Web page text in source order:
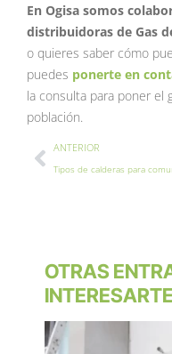
En Ogisa somos
distribuidoras de Gas
o quieres saber cómo
puedes ponerte en
la consulta para poner el
población.
AntANTERIOR
OTRAS
INTERESARTE